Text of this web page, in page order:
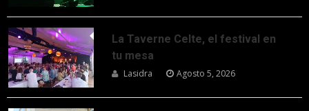
La Taverne Celte, el festival en
tu mesa
Lasidra Agosto 5, 2026